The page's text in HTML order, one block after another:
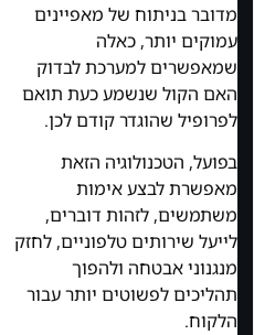
מדובר בניתוח של מאפיינים
עמוקים יותר, כאלה
שמאפשרים למערכת לבדוק
האם הקול שנשמע כעת תואם
לפרופיל שהוגדר קודם לכן.
בפועל, הטכנולוגיה הזאת
מאפשרת לבצע אימות
משתמשים, לזהות דוברים,
לייעל שירותים טלפוניים, לחזק
מנגנוני אבטחה ולהפוך
תהליכים לפשוטים יותר עבור
הלקוח.